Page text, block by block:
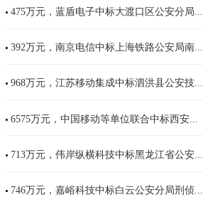
475万元，蓝盾电子中标大渡口区公安分局...
392万元，南京电信中标上海铁路公安局南...
968万元，江苏移动集成中标泗洪县公安技...
6575万元，中国移动等单位联合中标西安...
713万元，伟岸纵横科技中标黑龙江省公安...
746万元，嘉峪科技中标白云公安分局刑侦...